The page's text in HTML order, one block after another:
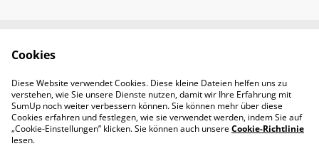
Legal Terms
Privacy Policy
Cookie Policy
Cookies
Diese Website verwendet Cookies. Diese kleine Dateien helfen uns zu
verstehen, wie Sie unsere Dienste nutzen, damit wir Ihre Erfahrung mit
SumUp noch weiter verbessern können. Sie können mehr über diese
Cookies erfahren und festlegen, wie sie verwendet werden, indem Sie auf
„Cookie-Einstellungen” klicken. Sie können auch unsereCookie-Richtlinie
lesen.